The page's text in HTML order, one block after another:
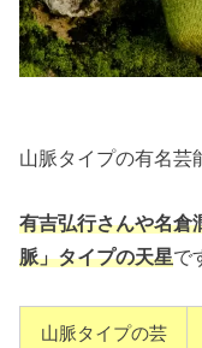
山脈タイプの有名芸
有吉弘行さんや名倉
脈」タイプの天星で
山脈タイプの芸